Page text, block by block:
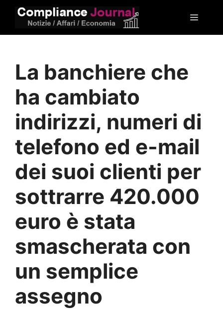
Menu
La banchiere che
ha cambiato
indirizzi, numeri di
telefono ed e-mail
dei suoi clienti per
sottrarre 420.000
euro è stata
smascherata con
un semplice
assegno